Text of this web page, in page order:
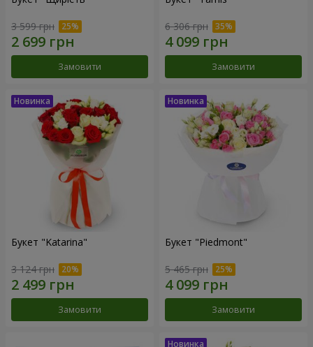
3 599 грн
Замовити
6 306 грн
Замовити
Букет "Katarina"
3 124 грн
Замовити
Букет "Piedmont"
5 465 грн
Замовити